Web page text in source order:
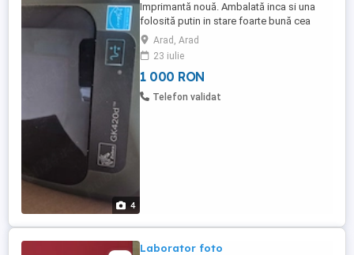
4
Imprimantă nouă. Ambalată inca si una
folosită putin in stare foarte bună cea
npua este la 1500lei cea putin folosită
1000lei am si topuri de etichete
Arad, Arad
23 iulie
1 000 RON
Telefon validat
Laborator foto